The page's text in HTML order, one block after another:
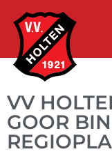
VV
GOOR